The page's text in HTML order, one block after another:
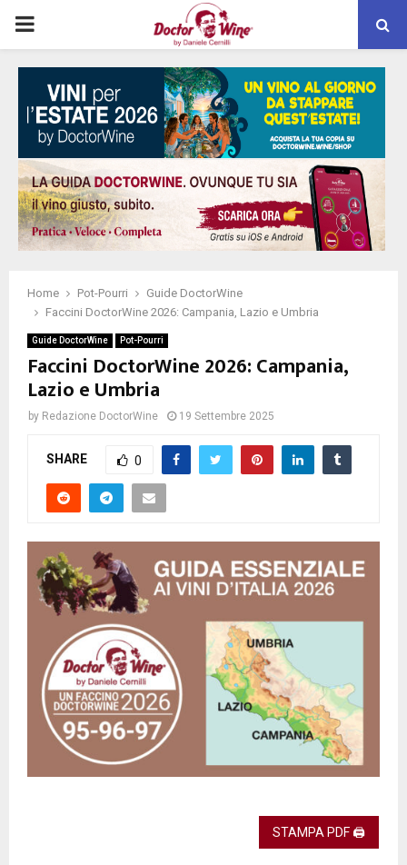
PRIMARY
MENU
Home Pot-Pourri
Guide DoctorWine
Faccini DoctorWine 2026: Campania, Lazio e Umbria
Guide DoctorWine Pot-Pourri
Faccini DoctorWine 2026: Campania,
Lazio e Umbria
by Redazione DoctorWine 19 Settembre 2025
SHARE 0
STAMPA PDF 🖨